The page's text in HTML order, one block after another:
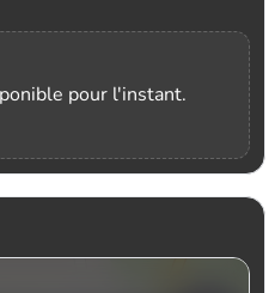
pour l'instant.